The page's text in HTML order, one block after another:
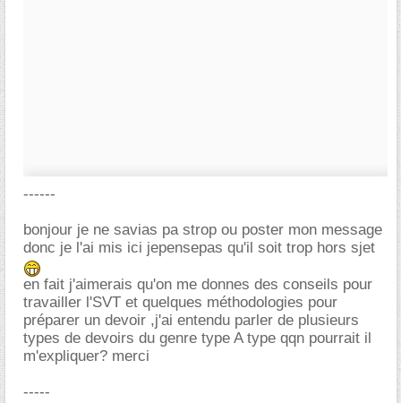
------
bonjour je ne savias pa strop ou poster mon message
donc je l'ai mis ici jepensepas qu'il soit trop hors sjet
en fait j'aimerais qu'on me donnes des conseils pour
travailler l'SVT et quelques méthodologies pour
préparer un devoir ,j'ai entendu parler de plusieurs
types de devoirs du genre type A type qqn pourrait il
m'expliquer? merci
-----